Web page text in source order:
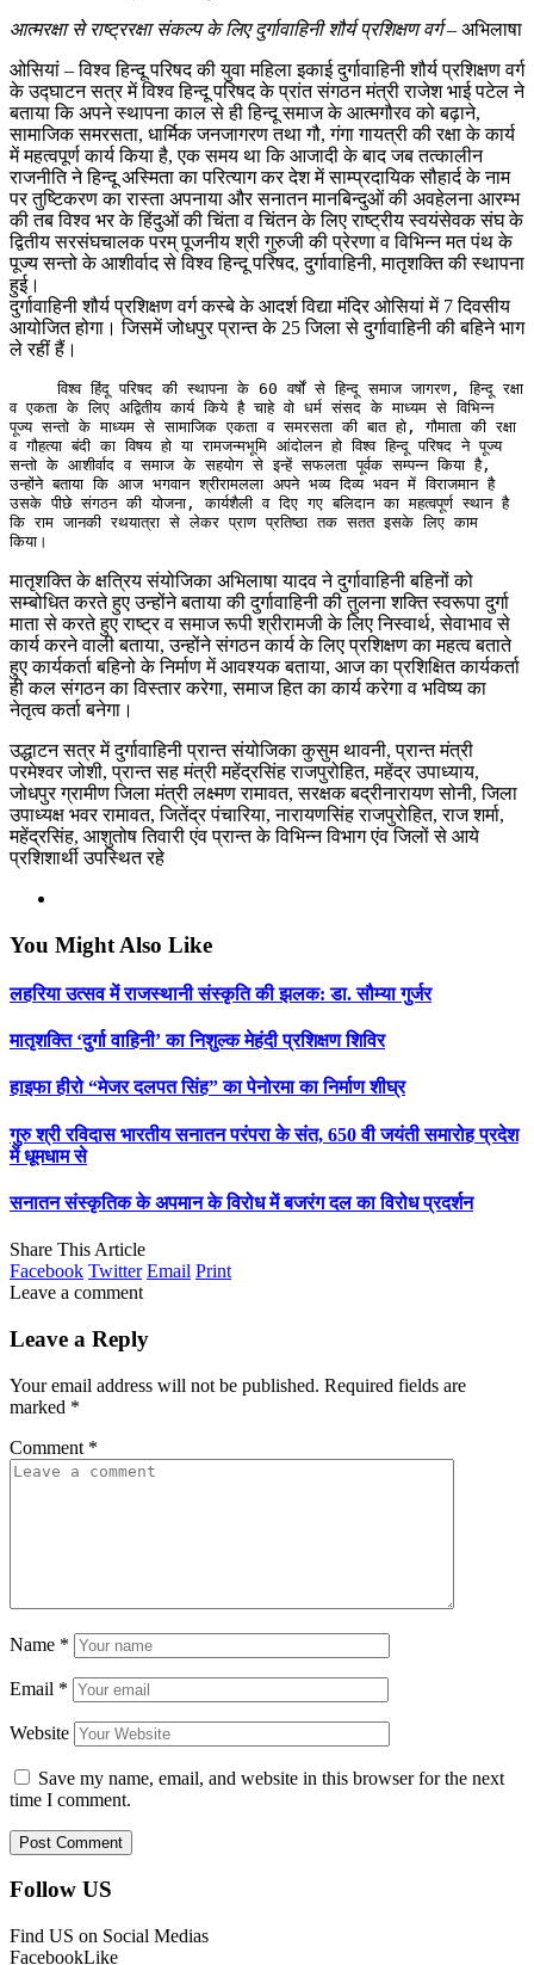
आत्मरक्षा से राष्ट्ररक्षा संकल्प के लिए दुर्गावाहिनी शौर्य प्रशिक्षण वर्ग– अभिलाषा
ओसियां – विश्व हिन्दू परिषद की युवा महिला इकाई दुर्गावाहिनी शौर्य प्रशिक्षण वर्ग
के उद्घाटन सत्र में विश्व हिन्दू परिषद के प्रांत संगठन मंत्री राजेश भाई पटेल ने
बताया कि अपने स्थापना काल से ही हिन्दू समाज के आत्मगौरव को बढ़ाने,
सामाजिक समरसता, धार्मिक जनजागरण तथा गौ, गंगा गायत्री की रक्षा के कार्य
में महत्वपूर्ण कार्य किया है, एक समय था कि आजादी के बाद जब तत्कालीन
राजनीति ने हिन्दू अस्मिता का परित्याग कर देश में साम्प्रदायिक सौहार्द के नाम
पर तुष्टिकरण का रास्ता अपनाया और सनातन मानबिन्दुओं की अवहेलना आरम्भ
की तब विश्व भर के हिंदुओं की चिंता व चिंतन के लिए राष्ट्रीय स्वयंसेवक संघ के
द्वितीय सरसंघचालक परम् पूजनीय श्री गुरुजी की प्रेरणा व विभिन्न मत पंथ के
पूज्य सन्तो के आशीर्वाद से विश्व हिन्दू परिषद, दुर्गावाहिनी, मातृशक्ति की स्थापना
हुई।
दुर्गावाहिनी शौर्य प्रशिक्षण वर्ग कस्बे के आदर्श विद्या मंदिर ओसियां में 7 दिवसीय
आयोजित होगा। जिसमें जोधपुर प्रान्त के 25 जिला से दुर्गावाहिनी की बहिने भाग
ले रहीं हैं।
     विश्व हिंदू परिषद की स्थापना के 60 वर्षों से हिन्दू समाज जागरण, हिन्दू रक्षा
व एकता के लिए अद्वितीय कार्य किये है चाहे वो धर्म संसद के माध्यम से विभिन्न
पूज्य सन्तो के माध्यम से सामाजिक एकता व समरसता की बात हो, गौमाता की रक्षा
व गौहत्या बंदी का विषय हो या रामजन्मभूमि आंदोलन हो विश्व हिन्दू परिषद ने पूज्य
सन्तो के आशीर्वाद व समाज के सहयोग से इन्हें सफलता पूर्वक सम्पन्न किया है,
उन्होंने बताया कि आज भगवान श्रीरामलला अपने भव्य दिव्य भवन में विराजमान है
उसके पीछे संगठन की योजना, कार्यशैली व दिए गए बलिदान का महत्वपूर्ण स्थान है
कि राम जानकी रथयात्रा से लेकर प्राण प्रतिष्ठा तक सतत इसके लिए काम
किया।
मातृशक्ति के क्षत्रिय संयोजिका अभिलाषा यादव ने दुर्गावाहिनी बहिनों को
सम्बोधित करते हुए उन्होंने बताया की दुर्गावाहिनी की तुलना शक्ति स्वरूपा दुर्गा
माता से करते हुए राष्ट्र व समाज रूपी श्रीरामजी के लिए निस्वार्थ, सेवाभाव से
कार्य करने वाली बताया, उन्होंने संगठन कार्य के लिए प्रशिक्षण का महत्व बताते
हुए कार्यकर्ता बहिनो के निर्माण में आवश्यक बताया, आज का प्रशिक्षित कार्यकर्ता
ही कल संगठन का विस्तार करेगा, समाज हित का कार्य करेगा व भविष्य का
नेतृत्व कर्ता बनेगा।
उद्धाटन सत्र में दुर्गावाहिनी प्रान्त संयोजिका कुसुम थावनी, प्रान्त मंत्री
परमेश्वर जोशी, प्रान्त सह मंत्री महेंद्रसिंह राजपुरोहित, महेंद्र उपाध्याय,
जोधपुर ग्रामीण जिला मंत्री लक्ष्मण रामावत, सरक्षक बद्रीनारायण सोनी, जिला
उपाध्यक्ष भवर रामावत, जितेंद्र पंचारिया, नारायणसिंह राजपुरोहित, राज शर्मा,
महेंद्रसिंह, आशुतोष तिवारी एंव प्रान्त के विभिन्न विभाग एंव जिलों से आये
प्रशिशार्थी उपस्थित रहे
You Might Also Like
लहरिया उत्सव में राजस्थानी संस्कृति की झलक: डा. सौम्या गुर्जर
मातृशक्ति ‘दुर्गा वाहिनी’ का निशुल्क मेहंदी प्रशिक्षण शिविर
हाइफा हीरो “मेजर दलपत सिंह” का पेनोरमा का निर्माण शीघ्र
गुरु श्री रविदास भारतीय सनातन परंपरा के संत, 650 वी जयंती समारोह प्रदेश
में धूमधाम से
सनातन संस्कृतिक के अपमान के विरोध में बजरंग दल का विरोध प्रदर्शन
Share This Article
Facebook Twitter Email Print
Leave a comment
Leave a Reply
Your email address will not be published. Required fields are
marked *
Comment *
Name *
Email *
Website
Save my name, email, and website in this browser for the next
time I comment.
Follow US
Find US on Social Medias
FacebookLike